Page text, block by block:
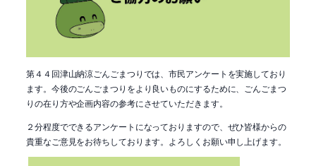
第４４回津山納涼ごんごまつりでは、市民アンケートを実施しており
ます。今後のごんごまつりをより良いものにするために、ごんごまつ
りの在り方や企画内容の参考にさせていただきます。
２分程度でできるアンケートになっておりますので、ぜひ皆様からの
貴重なご意見をお待ちしております。よろしくお願い申し上げます。